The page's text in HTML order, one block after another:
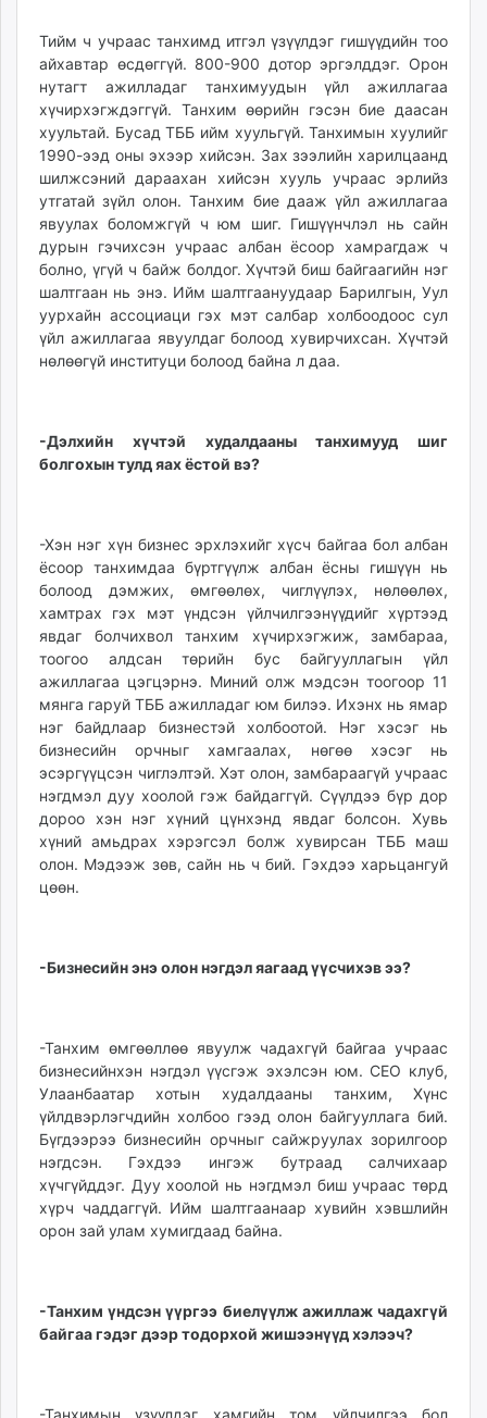
Тийм ч учраас танхимд итгэл үзүүлдэг гишүүдийн тоо
айхавтар өсдөггүй. 800-900 дотор эргэлддэг. Орон
нутагт ажилладаг танхимуудын үйл ажиллагаа
хүчирхэгждэггүй. Танхим өөрийн гэсэн бие даасан
хуультай. Бусад ТББ ийм хуульгүй. Танхимын хуулийг
1990-ээд оны эхээр хийсэн. Зах зээлийн харилцаанд
шилжсэний дараахан хийсэн хууль учраас эрлийз
утгатай зүйл олон. Танхим бие дааж үйл ажиллагаа
явуулах боломжгүй ч юм шиг. Гишүүнчлэл нь сайн
дурын гэчихсэн учраас албан ёсоор хамрагдаж ч
болно, үгүй ч байж болдог. Хүчтэй биш байгаагийн нэг
шалтгаан нь энэ. Ийм шалтгаануудаар Барилгын, Уул
уурхайн ассоциаци гэх мэт салбар холбоодоос сул
үйл ажиллагаа явуулдаг болоод хувирчихсан. Хүчтэй
нөлөөгүй институци болоод байна л даа.
-Дэлхийн хүчтэй худалдааны танхимууд шиг
болгохын тулд яах ёстой вэ?
-Хэн нэг хүн бизнес эрхлэхийг хүсч байгаа бол албан
ёсоор танхимдаа бүртгүүлж албан ёсны гишүүн нь
болоод дэмжих, өмгөөлөх, чиглүүлэх, нөлөөлөх,
хамтрах гэх мэт үндсэн үйлчилгээнүүдийг хүртээд
явдаг болчихвол танхим хүчирхэгжиж, замбараа,
тоогоо алдсан төрийн бус байгууллагын үйл
ажиллагаа цэгцэрнэ. Миний олж мэдсэн тоогоор 11
мянга гаруй ТББ ажилладаг юм билээ. Ихэнх нь ямар
нэг байдлаар бизнестэй холбоотой. Нэг хэсэг нь
бизнесийн орчныг хамгаалах, нөгөө хэсэг нь
эсэргүүцсэн чиглэлтэй. Хэт олон, замбараагүй учраас
нэгдмэл дуу хоолой гэж байдаггүй. Сүүлдээ бүр дор
дороо хэн нэг хүний цүнхэнд явдаг болсон. Хувь
хүний амьдрах хэрэгсэл болж хувирсан ТББ маш
олон. Мэдээж зөв, сайн нь ч бий. Гэхдээ харьцангуй
цөөн.
-Бизнесийн энэ олон нэгдэл яагаад үүсчихэв ээ?
-Танхим өмгөөллөө явуулж чадахгүй байгаа учраас
бизнесийнхэн нэгдэл үүсгэж эхэлсэн юм. CEO клуб,
Улаанбаатар хотын худалдааны танхим, Хүнс
үйлдвэрлэгчдийн холбоо гээд олон байгууллага бий.
Бүгдээрээ бизнесийн орчныг сайжруулах зорилгоор
нэгдсэн. Гэхдээ ингэж бутраад салчихаар
хүчгүйддэг. Дуу хоолой нь нэгдмэл биш учраас төрд
хүрч чаддаггүй. Ийм шалтгаанаар хувийн хэвшлийн
орон зай улам хумигдаад байна.
-Танхим үндсэн үүргээ биелүүлж ажиллаж чадахгүй
байгаа гэдэг дээр тодорхой жишээнүүд хэлээч?
-Танхимын үзүүлдэг хамгийн том үйлчилгээ бол